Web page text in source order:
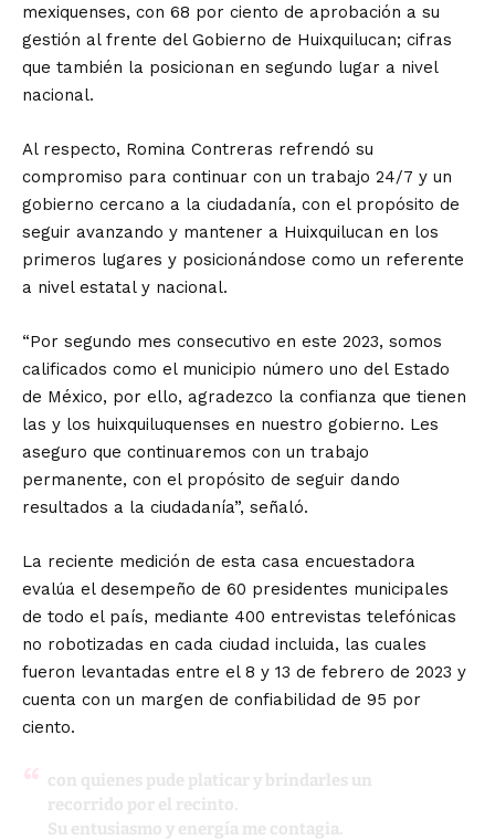
mexiquenses, con 68 por ciento de aprobación a su
gestión al frente del Gobierno de Huixquilucan; cifras
que también la posicionan en segundo lugar a nivel
nacional.
Al respecto, Romina Contreras refrendó su
compromiso para continuar con un trabajo 24/7 y un
gobierno cercano a la ciudadanía, con el propósito de
seguir avanzando y mantener a Huixquilucan en los
primeros lugares y posicionándose como un referente
a nivel estatal y nacional.
“Por segundo mes consecutivo en este 2023, somos
calificados como el municipio número uno del Estado
de México, por ello, agradezco la confianza que tienen
las y los huixquiluquenses en nuestro gobierno. Les
aseguro que continuaremos con un trabajo
permanente, con el propósito de seguir dando
resultados a la ciudadanía”, señaló.
La reciente medición de esta casa encuestadora
evalúa el desempeño de 60 presidentes municipales
de todo el país, mediante 400 entrevistas telefónicas
no robotizadas en cada ciudad incluida, las cuales
fueron levantadas entre el 8 y 13 de febrero de 2023 y
cuenta con un margen de confiabilidad de 95 por
ciento.
con quienes pude platicar y brindarles un
recorrido por el recinto.
Su entusiasmo y energía me contagia.